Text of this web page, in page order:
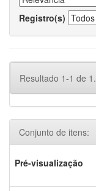
Registro(s)
Resultado 1-1 de 1.
Conjunto de itens:
Pré-visualização